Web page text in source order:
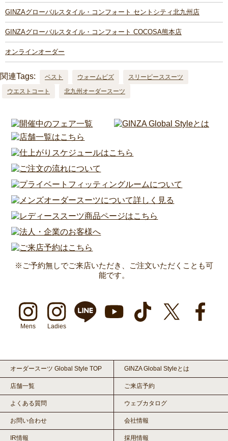
GINZAグローバルスタイル・コンフォート セントシティ北九州店
GINZAグローバルスタイル・コンフォート COCOSA熊本店
オンラインオーダー
関連Tags: ベスト ウォームビズ
スリーピーススーツ
ウエストコート
北九州オーダースーツ
※ご予約無しでご来店いただき、ご注文いただくことも可
能です。
Mens Ladies
オーダースーツ Global Style TOP GINZA Global Styleとは
店舗一覧 ご来店予約
よくある質問 ウェブカタログ
お問い合わせ 会社情報
IR情報 採用情報